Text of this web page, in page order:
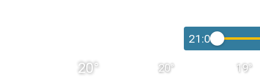
21:00
20° 20° 19°